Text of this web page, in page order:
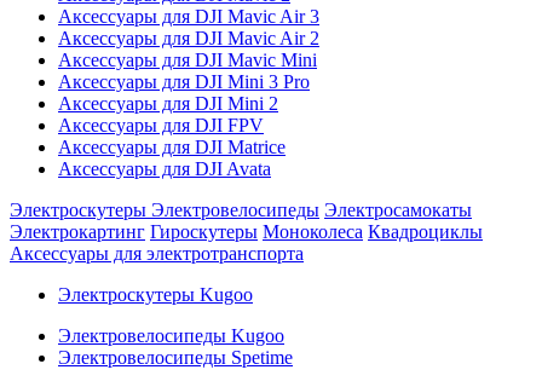
Аксессуары для DJI Mavic Air 3
Аксессуары для DJI Mavic Air 2
Аксессуары для DJI Mavic Mini
Аксессуары для DJI Mini 3 Pro
Аксессуары для DJI Mini 2
Аксессуары для DJI FPV
Аксессуары для DJI Matrice
Аксессуары для DJI Avata
Электроскутеры Электровелосипеды Электросамокаты
Электрокартинг Гироскутеры Моноколеса Квадроциклы
Аксессуары для электротранспорта
Электроскутеры Kugoo
Электровелосипеды Kugoo
Электровелосипеды Spetime